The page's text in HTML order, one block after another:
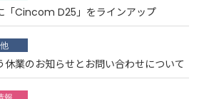
「Cincom D25」をラインアップ
休業のお知らせとお問い合わせについて